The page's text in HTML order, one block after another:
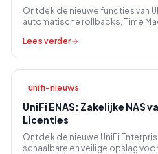
Ontdek de nieuwe functies van
automatische rollbacks, Time
Lees verder
unifi-nieuws
UniFi ENAS: Zakelijke NAS
Licenties
Ontdek de nieuwe UniFi
schaalbare en veilige opslag